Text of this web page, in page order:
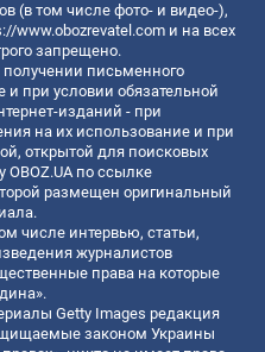
(в том числе фото- и видео-),
www.obozrevatel.com и на всех
запрещено.
письменного
при условии обязательной
изданий - при
на их использование и при
открытой для поисковых
OBOZ.UA по ссылке
размещен оригинальный
числе интервью, статьи,
журналистов
права на которые
Getty Images редакция
законом Украины